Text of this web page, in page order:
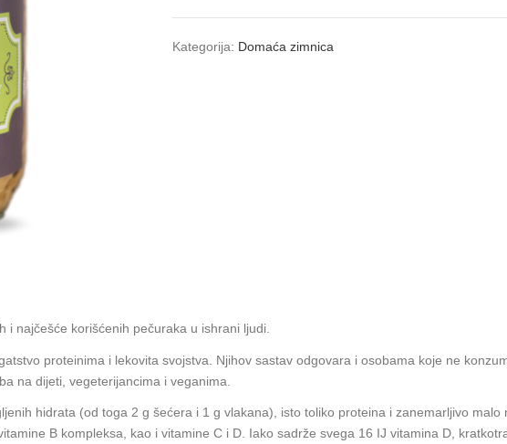
Kategorija: Domaća zimnica
i najčešće korišćenih pečuraka u ishrani ljudi.
proteinima i lekovita svojstva. Njihov sastav odgovara i osobama koje ne
na dijeti, vegeterijancima i veganima.
hidrata (od toga 2 g šećera i 1 g vlakana), isto toliko proteina i zanemarljivo
B kompleksa, kao i vitamine C i D. Iako sadrže svega 16 IJ vitamina D,